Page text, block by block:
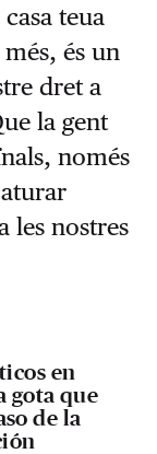
teua
és un
dret a
la gent
només
les nostres
en
gota que
de la